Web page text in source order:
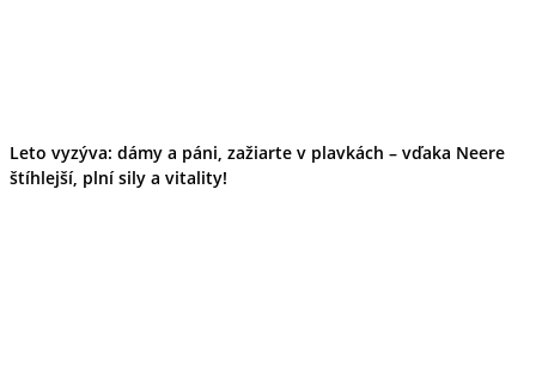
Leto vyzýva: dámy a páni, zažiarte v plavkách – vďaka Neere
štíhlejší, plní sily a vitality!